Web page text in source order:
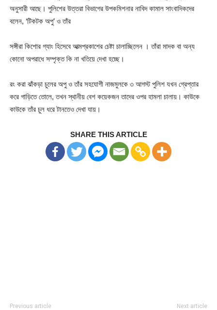
অনুসারী আছে। পুলিশের উত্তরা বিভাগের উপকমিশনার নাবিদ কামাল সাংবাদিকদের
বলেন, ‘টিকটক অপু’ ও তাঁর
সঙ্গীরা কিশোর গ্যাং হিসেবে আত্মপ্রকাশের চেষ্টা চালাচ্ছিলেন । তাঁরা মাদক বা অন্য
কোনো অপরাধে সম্পৃক্ত কি না খতিয়ে দেখা হচ্ছে।
রং করা ঝাঁকড়া চুলের অপু ও তাঁর সহযোগী নাজমুলকে ৩ আগস্ট পুলিশ যখন গ্রেপ্তার
করে গাড়িতে তোলে, তখন স্থানীয় বেশ কয়েকজন তাদের ওপর হামলা চালায়। কাউকে
কাউকে তাঁর চুল ধরে টানতেও দেখা যায়।
SHARE THIS ARTICLE
Previous article Next article